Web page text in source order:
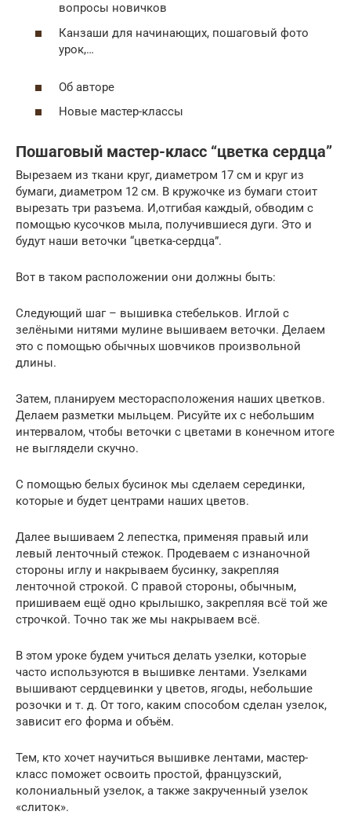
вопросы новичков
Канзаши для начинающих, пошаговый фото
урок,…
Об авторе
Новые мастер-классы
Пошаговый мастер-класс “цветка сердца”
Вырезаем из ткани круг, диаметром 17 см и круг из
бумаги, диаметром 12 см. В кружочке из бумаги стоит
вырезать три разъема. И,отгибая каждый, обводим с
помощью кусочков мыла, получившиеся дуги. Это и
будут наши веточки “цветка-сердца”.
Вот в таком расположении они должны быть:
Следующий шаг – вышивка стебельков. Иглой с
зелёными нитями мулине вышиваем веточки. Делаем
это с помощью обычных шовчиков произвольной
длины.
Затем, планируем месторасположения наших цветков.
Делаем разметки мыльцем. Рисуйте их с небольшим
интервалом, чтобы веточки с цветами в конечном итоге
не выглядели скучно.
С помощью белых бусинок мы сделаем серединки,
которые и будет центрами наших цветов.
Далее вышиваем 2 лепестка, применяя правый или
левый ленточный стежок. Продеваем с изнаночной
стороны иглу и накрываем бусинку, закрепляя
ленточной строкой. С правой стороны, обычным,
пришиваем ещё одно крылышко, закрепляя всё той же
строчкой. Точно так же мы накрываем всё.
В этом уроке будем учиться делать узелки, которые
часто используются в вышивке лентами. Узелками
вышивают сердцевинки у цветов, ягоды, небольшие
розочки и т. д. От того, каким способом сделан узелок,
зависит его форма и объём.
Тем, кто хочет научиться вышивке лентами, мастер-
класс поможет освоить простой, французский,
колониальный узелок, а также закрученный узелок
«слиток».